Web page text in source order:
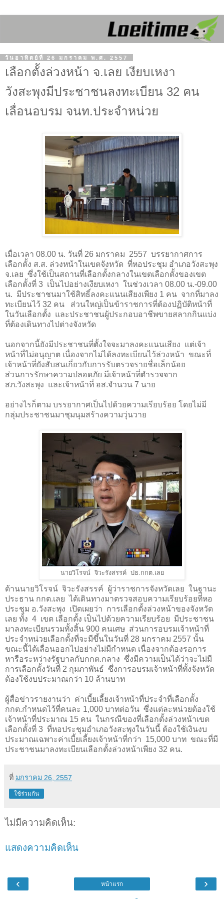
วันอาทิตย์ที่ 26 มกราคม พ.ศ. 2557
เลือกตั้งล่วงหน้า จ.เลย เงียบเหงา
วังสะพุงมีประชาชนลงทะเบียน 32 คน
เลื่อนอบรม จนท.ประจำหน่วย
เมื่อเวลา 08.00 น. วันที่ 26 มกราคม 2557 บรรยากาศการ
เลือกตั้ง ส.ส. ล่วงหน้าในเขตจังหวัด ที่หอประชุม อำเภอวังสะพุง
จ.เลย ซึ่งใช้เป็นสถานที่เลือกตั้งกลางในเขตเลือกตั้งของเขต
เลือกตั้งที่ 3 เป็นไปอย่างเงียบเหงา ในช่วงเวลา 08.00 น.-09.00
น. มีประชาชนมาใช้สิทธิ์ลงคะแนนเสียงเพียง 1 คน จากที่มาลง
ทะเบียนไว้ 32 คน ส่วนใหญ่เป็นข้าราชการที่ต้องปฏิบัติหน้าที่
ในวันเลือกตั้ง และประชาชนผู้ประกอบอาชีพขายสลากกินแบ่ง
ที่ต้องเดินทางไปต่างจังหวัด
นอกจากนี้ยังมีประชาชนที่ตั้งใจจะมาลงคะแนนเสียง แต่เจ้า
หน้าที่ไม่อนุญาต เนื่องจากไม่ได้ลงทะเบียนไว้ล่วงหน้า ขณะที่
เจ้าหน้าที่ยังสับสนเกี่ยวกับการรับตรวจรายชื่อเล็กน้อย
ส่วนการรักษาความปลอดภัย มีเจ้าหน้าที่ตำรวจจาก
สภ.วังสะพุง และเจ้าหน้าที่ อส.จำนวน 7 นาย
อย่างไรก็ตาม บรรยากาศเป็นไปด้วยความเรียบร้อย โดยไม่มี
กลุ่มประชาชนมาชุมนุมสร้างความวุ่นวาย
นายวิโรจน์ จิวะรังสรรค์ ปธ.กกต.เลย
ด้านนายวิโรจน์ จิวะรังสรรค์ ผู้ว่าราชการจังหวัดเลย ในฐานะ
ประธาน กกต.เลย ได้เดินทางมาตรวจสอบความเรียบร้อยที่หอ
ประชุม อ.วังสะพุง เปิดเผยว่า การเลือกตั้งล่วงหน้าของจังหวัด
เลย ทั้ง 4 เขต เลือกตั้ง เป็นไปด้วยความเรียบร้อย มีประชาชน
มาลงทะเบียนรวมทั้งสิ้น 900 คนเศษ ส่วนการอบรมเจ้าหน้าที่
ประจำหน่วยเลือกตั้งที่จะมีขึ้นในวันที่ 28 มกราคม 2557 นั้น
ขณะนี้ได้เลื่อนออกไปอย่างไม่มีกำหนด เนื่องจากต้องรอการ
หารือระหว่างรัฐบาลกับกกต.กลาง ซึ่งมีความเป็นได้ว่าจะไม่มี
การเลือกตั้งวันที่ 2 กุมภาพันธ์ ซึ่งการอบรมเจ้าหน้าที่ทั้งจังหวัด
ต้องใช้งบประมาณกว่า 10 ล้านบาท
ผู้สื่อข่าวรายงานว่า ค่าเบี้ยเลี้ยงเจ้าหน้าที่ประจำที่เลือกตั้ง
กกต.กำหนดไว้ที่คนละ 1,000 บาทต่อวัน ซึ่งแต่ละหน่วยต้องใช้
เจ้าหน้าที่ประมาณ 15 คน ในกรณีของที่เลือกตั้งล่วงหน้าเขต
เลือกตั้งที่ 3 ที่หอประชุมอำเภอวังสะพุงในวันนี้ ต้องใช้เงินงบ
ประมาณเฉพาะค่าเบี้ยเลี้ยงเจ้าหน้าที่กว่า 15,000 บาท ขณะที่มี
ประชาชนมาลงทะเบียนเลือกตั้งล่วงหน้าเพียง 32 คน.
ที่ มกราคม 26, 2557
ใช้ร่วมกัน
ไม่มีความคิดเห็น:
แสดงความคิดเห็น
‹ ›
หน้าแรก